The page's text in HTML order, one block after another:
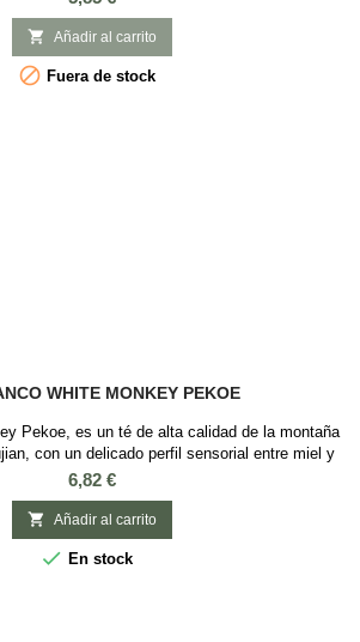
 Añadir al carrito
 Fuera de stock
WHITE MONKEY PEKOE
Pekoe, es un té de alta calidad de la montaña
con un delicado perfil sensorial entre miel y
vegetal hervido, dulce, almíbar y miel, muy
Recibe su nombre por la leyenda de que en la
por monos blancos, debido a la complejidad
del terreno...
Precio
6,82 €
 Añadir al carrito
 En stock